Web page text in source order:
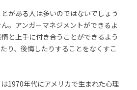
がある人は多いのではないでしょう
。アンガーマネジメントができるよ
と上手に付き合うことができるよう
り、後悔したりすることをなくすこ
1970年代にアメリカで生まれた心理